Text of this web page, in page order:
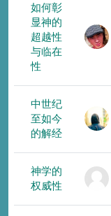
如何彰
显神的
超越性
与临在
性
中世纪
至如今
的解经
神学的
权威性